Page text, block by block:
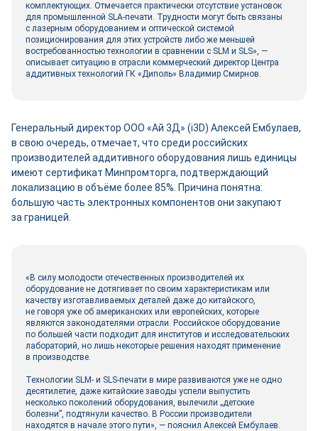
комплектующих. Отмечается практически отсутствие установок
для промышленной SLA-печати. Трудности могут быть связаны
с лазерным оборудованием и оптической системой
позиционирования для этих устройств либо же меньшей
востребованностью технологии в сравнении с SLM и SLS», —
описывает ситуацию в отрасли коммерческий директор Центра
аддитивных технологий ГК «Диполь» Владимир Смирнов.
Генеральный директор ООО «Ай 3Д» (i3D) Алексей Ембулаев,
в свою очередь, отмечает, что среди российских
производителей аддитивного оборудования лишь единицы
имеют сертификат Минпромторга, подтверждающий
локализацию в объёме более 85%. Причина понятна:
большую часть электронных компонентов они закупают
за границей.
«В силу молодости отечественных производителей их
оборудование не дотягивает по своим характеристикам или
качеству изготавливаемых деталей даже до китайского,
не говоря уже об американских или европейских, которые
являются законодателями отрасли. Российское оборудование
по большей части подходит для институтов и исследовательских
лабораторий, но лишь некоторые решения находят применение
в производстве.
Технологии SLM- и SLS-печати в мире развиваются уже не одно
десятилетие, даже китайские заводы успели выпустить
несколько поколений оборудования, вылечили „детские
болезни”, подтянули качество. В России производители
находятся в начале этого пути», — пояснил Алексей Ембулаев.